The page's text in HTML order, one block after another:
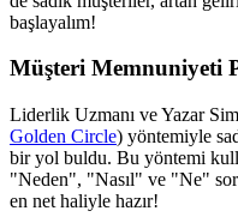
başlayalım!
Müşteri Memnuniyeti
Liderlik Uzmanı ve Yazar
Golden Circle) yöntemiyle
bir yol buldu. Bu yöntemi
"Neden", "Nasıl" ve "Ne"
en net haliyle hazır!